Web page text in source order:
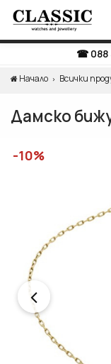
088
Начало Всички
Дамско
-10%